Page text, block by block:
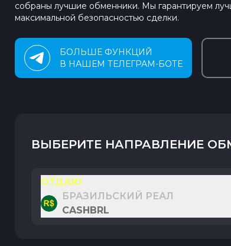
собраны лучшие обменники. Мы гарантируем
максимальной безопасностью сделки.
БОЛЬШЕ ФУНКЦИЙ
В НАШЕМ ТЕЛЕГРАМ-БОТЕ
ВЫБЕРИТЕ НАПРАВЛЕНИЕ
ОТДАЮ
БРАЗИЛЬСКИЙ РЕАЛ
CASHBRL